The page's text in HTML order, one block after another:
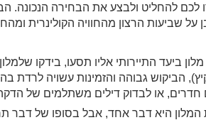
לכם להחליט ולבצע את הבחירה הנכונה.
על שביעות הרצון מהחוויה הקולינרית
ביעד התיירותי אליו תסעו, בידקו
הביקוש גבוהה והזמינות עשויה לרדת
חדרים, או לבדוק דילים משתלמים של הדקה
היא דבר אחד, אבל בסופו של דבר